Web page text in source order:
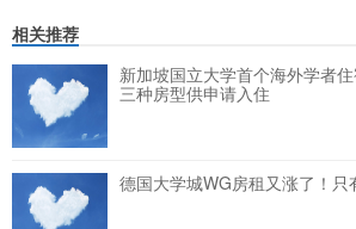
相关推荐
新加坡国立大学首个海外学者住
三种房型供申请入住
德国大学城WG房租又涨了！